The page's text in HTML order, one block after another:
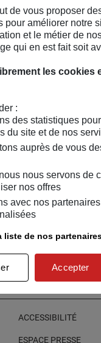
avoir été
à Paris en charge,
de formation
que la danse et les
bien être, mieux
être en forme, 70
ACCESSIBILITÉ
ESPACE PRESSE
de vous proposer
pour améliorer notre
et le métier de
qui en est fait soit
les cookies
:
des statistiques
du site et de nos
auprès de vous
nous servons de
nos offres
avec nos
de nos
Accepter